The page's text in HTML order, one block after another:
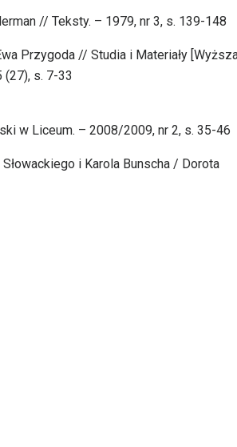
// Teksty. – 1979, nr 3, s. 139-148
Przygoda // Studia i Materiały
(27), s. 7-33
w Liceum. – 2008/2009, nr 2, s. 35-46
i Karola Bunscha / Dorota